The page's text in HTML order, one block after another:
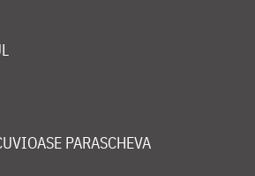
PARASCHEVA